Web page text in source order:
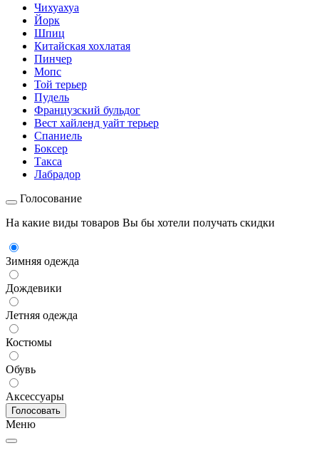
Чихуахуа
Йорк
Шпиц
Китайская хохлатая
Пинчер
Мопс
Той терьер
Пудель
Французский бульдог
Вест хайленд уайт терьер
Спаниель
Боксер
Такса
Лабрадор
Голосование
На какие виды товаров Вы бы хотели получать скидки
Зимняя одежда
Дождевики
Летняя одежда
Костюмы
Обувь
Аксессуары
Меню